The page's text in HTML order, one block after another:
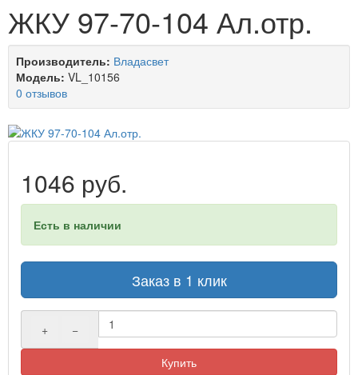
ЖКУ 97-70-104 Ал.отр.
Производитель: Владасвет
Модель: VL_10156
0 отзывов
1046 руб.
Есть в наличии
Заказ в 1 клик
+ −
Купить